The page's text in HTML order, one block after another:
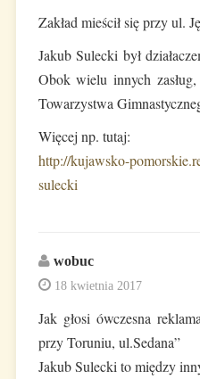
Zakład mieścił się przy ul.
Jakub Sulecki był
Obok wielu innych
Towarzystwa
Więcej np. tutaj:
http://kujawsko-
sulecki
wobuc
18 kwietnia 2017
Jak głosi ówczesna
przy Toruniu, ul.Sedana”
Jakub Sulecki to między